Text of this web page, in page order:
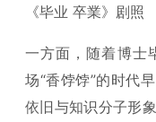
《毕业 卒業》剧照
一方面，随着博士
场“香饽饽”的时代
依旧与知识分子形